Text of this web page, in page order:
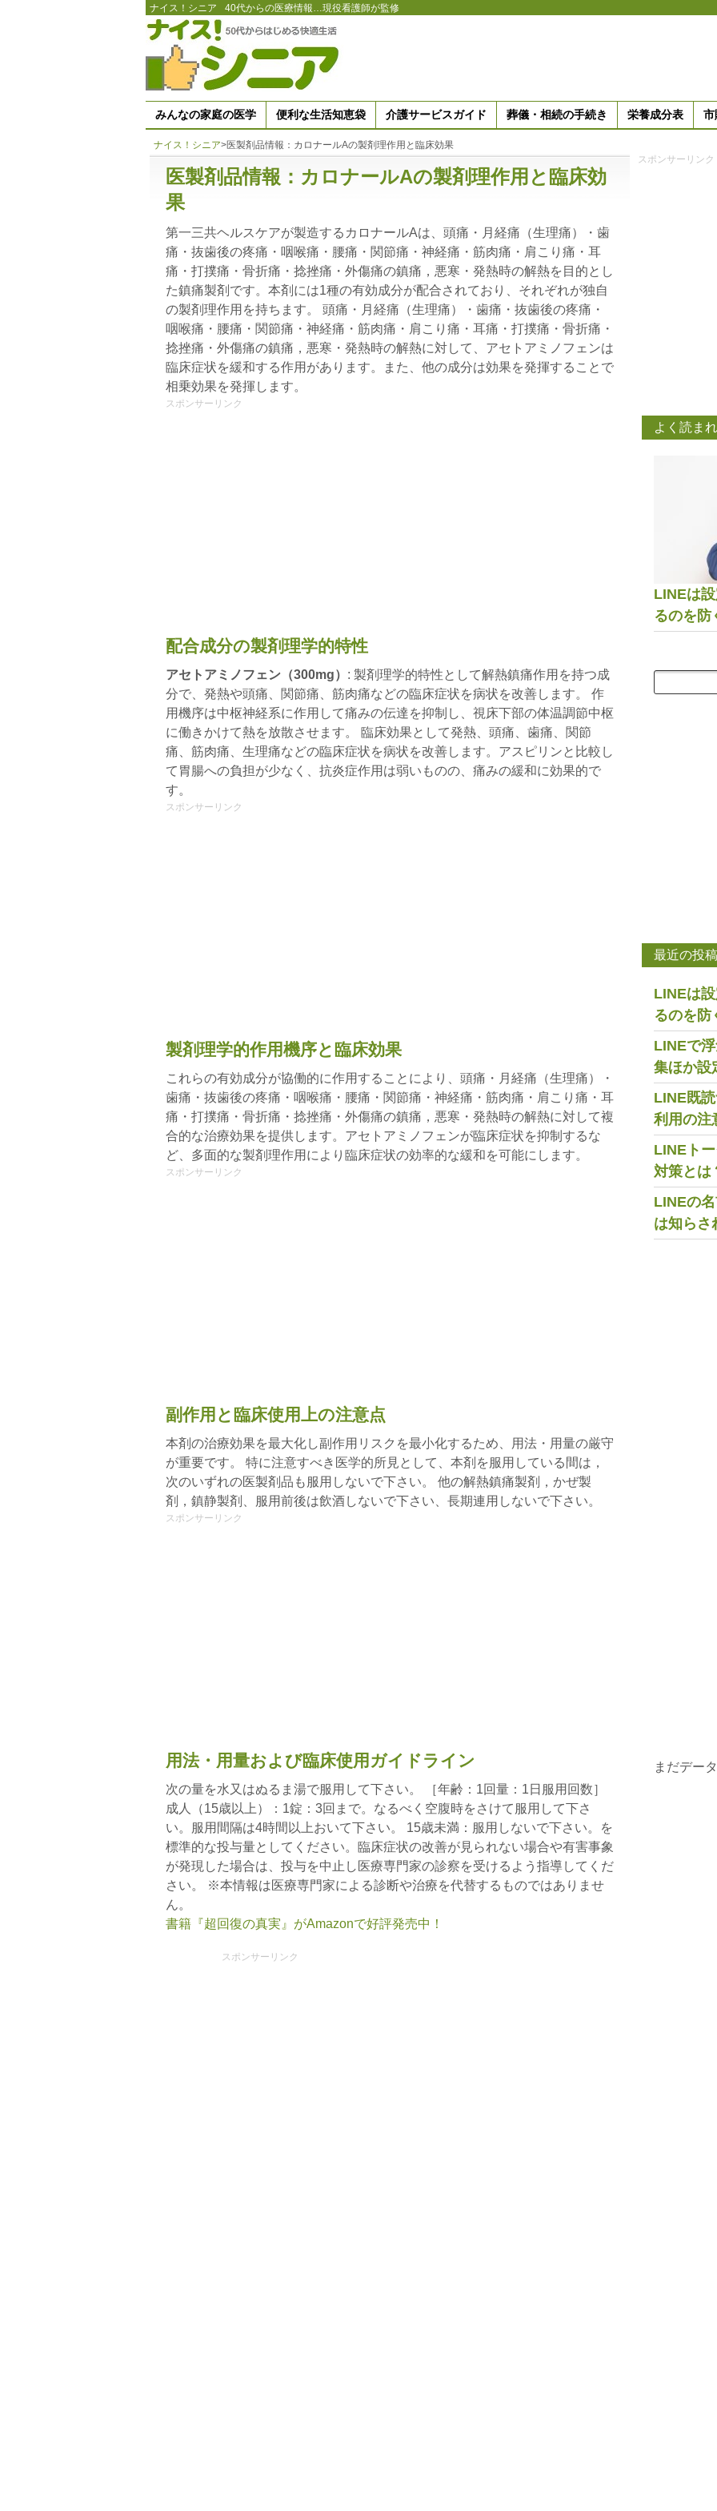
ナイス！シニア 40代からの医療情報…現役看護師が監修
みんなの家庭の医学 便利な生活知恵袋 介護サービスガイド 葬儀・相続の手続き 栄養成分表 市
ナイス！シニア>医製剤品情報：カロナールAの製剤理作用と臨床効果
医製剤品情報：カロナールAの製剤理作用と臨床効
果
第一三共ヘルスケアが製造するカロナールAは、頭痛・月経痛（生理痛）・歯
痛・抜歯後の疼痛・咽喉痛・腰痛・関節痛・神経痛・筋肉痛・肩こり痛・耳
痛・打撲痛・骨折痛・捻挫痛・外傷痛の鎮痛，悪寒・発熱時の解熱を目的とし
た鎮痛製剤です。本剤には1種の有効成分が配合されており、それぞれが独自
の製剤理作用を持ちます。 頭痛・月経痛（生理痛）・歯痛・抜歯後の疼痛・
咽喉痛・腰痛・関節痛・神経痛・筋肉痛・肩こり痛・耳痛・打撲痛・骨折痛・
捻挫痛・外傷痛の鎮痛，悪寒・発熱時の解熱に対して、アセトアミノフェンは
臨床症状を緩和する作用があります。また、他の成分は効果を発揮することで
相乗効果を発揮します。
スポンサーリンク
配合成分の製剤理学的特性
アセトアミノフェン（300mg） : 製剤理学的特性として解熱鎮痛作用を持つ成
分で、発熱や頭痛、関節痛、筋肉痛などの臨床症状を病状を改善します。 作
用機序は中枢神経系に作用して痛みの伝達を抑制し、視床下部の体温調節中枢
に働きかけて熱を放散させます。 臨床効果として発熱、頭痛、歯痛、関節
痛、筋肉痛、生理痛などの臨床症状を病状を改善します。アスピリンと比較し
て胃腸への負担が少なく、抗炎症作用は弱いものの、痛みの緩和に効果的で
す。
スポンサーリンク
製剤理学的作用機序と臨床効果
これらの有効成分が協働的に作用することにより、頭痛・月経痛（生理痛）・
歯痛・抜歯後の疼痛・咽喉痛・腰痛・関節痛・神経痛・筋肉痛・肩こり痛・耳
痛・打撲痛・骨折痛・捻挫痛・外傷痛の鎮痛，悪寒・発熱時の解熱に対して複
合的な治療効果を提供します。アセトアミノフェンが臨床症状を抑制するな
ど、多面的な製剤理作用により臨床症状の効率的な緩和を可能にします。
スポンサーリンク
副作用と臨床使用上の注意点
本剤の治療効果を最大化し副作用リスクを最小化するため、用法・用量の厳守
が重要です。 特に注意すべき医学的所見として、本剤を服用している間は，
次のいずれの医製剤品も服用しないで下さい。 他の解熱鎮痛製剤，かぜ製
剤，鎮静製剤、服用前後は飲酒しないで下さい、長期連用しないで下さい。
スポンサーリンク
用法・用量および臨床使用ガイドライン
次の量を水又はぬるま湯で服用して下さい。 ［年齢：1回量：1日服用回数］
成人（15歳以上）：1錠：3回まで。なるべく空腹時をさけて服用して下さ
い。服用間隔は4時間以上おいて下さい。 15歳未満：服用しないで下さい。を
標準的な投与量としてください。臨床症状の改善が見られない場合や有害事象
が発現した場合は、投与を中止し医療専門家の診察を受けるよう指導してくだ
さい。 ※本情報は医療専門家による診断や治療を代替するものではありませ
ん。
書籍『超回復の真実』がAmazonで好評発売中！
スポンサーリンク
スポンサーリンク
よく読ま
LINEは
るのを防
最近の投稿
LINEは
るのを防
LINEで
集ほか設
LINE既
利用の注
LINEト
対策とは
LINEの
は知らさ
まだデー